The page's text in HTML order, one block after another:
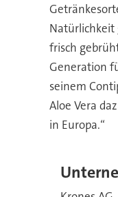
Natürlichkeit
frisch
Generation
seinem
Aloe Vera
in Europa.“